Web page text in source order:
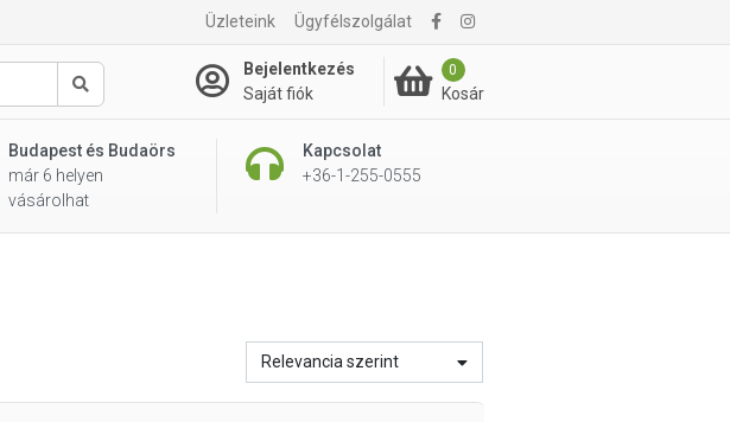
Üzleteink Ügyfélszolgálat
Keresés
Bejelentkezés
Saját fiók
0
Kosár
Budapest és Budaörs
már 6 helyen
vásárolhat
Kapcsolat
+36-1-255-0555
Relevancia szerint